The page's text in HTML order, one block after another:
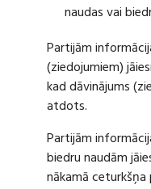
naudas vai
Partijām
(ziedojumiem)
kad dāvinājums
atdots.
Partijām
biedru naudām
nākamā